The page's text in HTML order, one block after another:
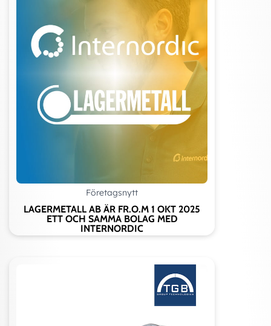
Företagsnytt
LAGERMETALL AB ÄR FR.O.M 1 OKT 2025
ETT OCH SAMMA BOLAG MED
INTERNORDIC